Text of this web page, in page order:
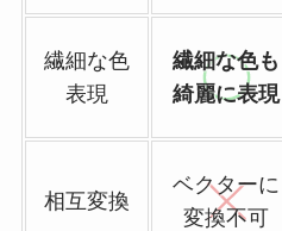
繊細な色
表現
繊細な色も
綺麗に表現
相互変換
ベクターに
変換不可